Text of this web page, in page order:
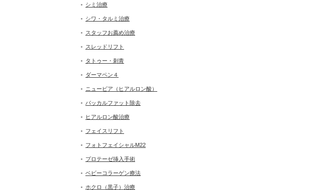
シミ治療
シワ・タルミ治療
スタッフお薦め治療
スレッドリフト
タトゥー・刺青
ダーマペン４
ニュービア（ヒアルロン酸）
バッカルファット除去
ヒアルロン酸治療
フェイスリフト
フォトフェイシャルM22
プロテーゼ挿入手術
ベビーコラーゲン療法
ホクロ（黒子）治療